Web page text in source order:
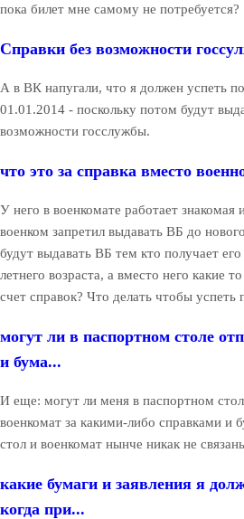
пока билет мне самому не потребуется?
Справки без возможности
А в ВК напугали, что я должен успеть
01.01.2014 - поскольку потом будут
возможности госслужбы.
что это за справка вместо
У него в военкомате работает знакомая
военком запретил выдавать ВБ до
будут выдавать ВБ тем кто получает
летнего возраста, а вместо него какие
счет справок? Что делать чтобы
могут ли в паспортном столе
и бума...
И еще: могут ли меня в паспортном
военкомат за какими-либо справками и
стол и военкомат нынче никак не
какие бумаги и заявления я
когда при...